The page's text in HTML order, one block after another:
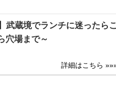
武蔵境でランチに迷ったらこ
穴場まで～